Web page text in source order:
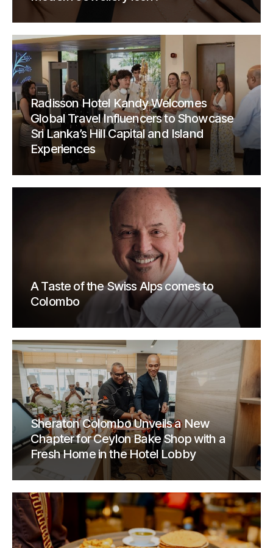
Radisson Hotel Kandy Welcomes
Global Travel Influencers to Showcase
Sri Lanka’s Hill Capital and Island
Experiences
A Taste of the Swiss Alps comes to
Colombo
Sheraton Colombo Unveils a New
Chapter for Ceylon Bake Shop with a
Fresh Home in the Hotel Lobby